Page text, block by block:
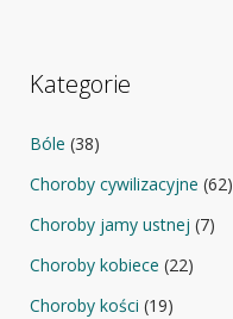
Kategorie
Bóle (38)
Choroby cywilizacyjne (62)
Choroby jamy ustnej (7)
Choroby kobiece (22)
Choroby kości (19)